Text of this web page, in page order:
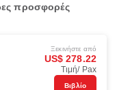
προσφορές
Ξεκινήστε από
US$ 278.22
Τιμή/ Pax
Βιβλίο